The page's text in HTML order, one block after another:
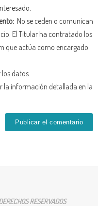
No se ceden o comunican
El Titular ha contratado los
que actúa como encargado
datos.
la información detallada en la
RESERVADOS